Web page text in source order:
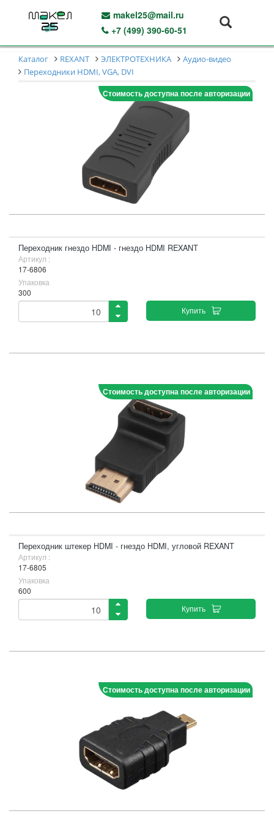
makel25@mail.ru
+7 (499) 390-60-51
Каталог REXANT ЭЛЕКТРОТЕХНИКА
Аудио-видео
Переходники HDMI, VGA, DVI
Стоимость доступна после авторизации
Переходник гнездо HDMI - гнездо HDMI REXANT
Артикул :
17-6806
Упаковка
300
Купить
Стоимость доступна после авторизации
Переходник штекер HDMI - гнездо HDMI, угловой REXANT
Артикул :
17-6805
Упаковка
600
Купить
Стоимость доступна после авторизации